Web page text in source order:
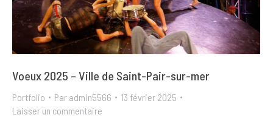
Voeux 2025 – Ville de Saint-Pair-sur-mer
Portfolio Par admin5566
13 février 2025
Laisser un commentaire